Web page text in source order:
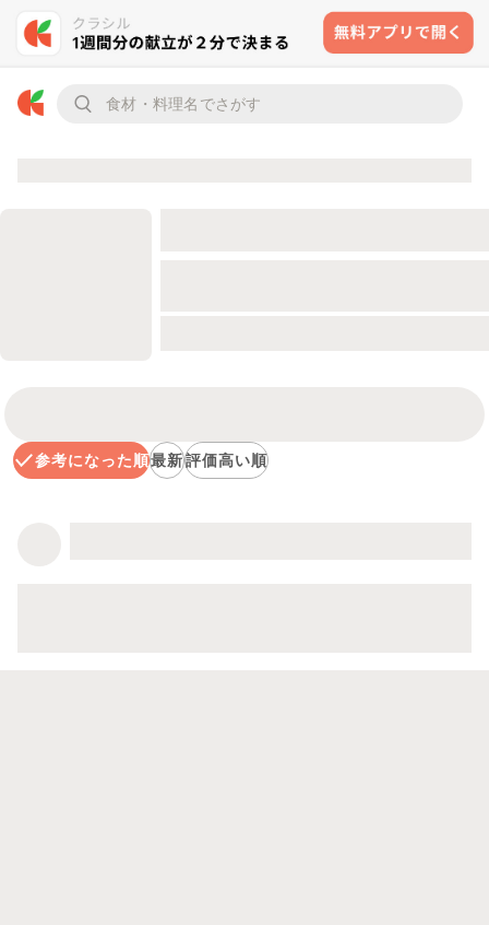
参考になった順最新評価高い順